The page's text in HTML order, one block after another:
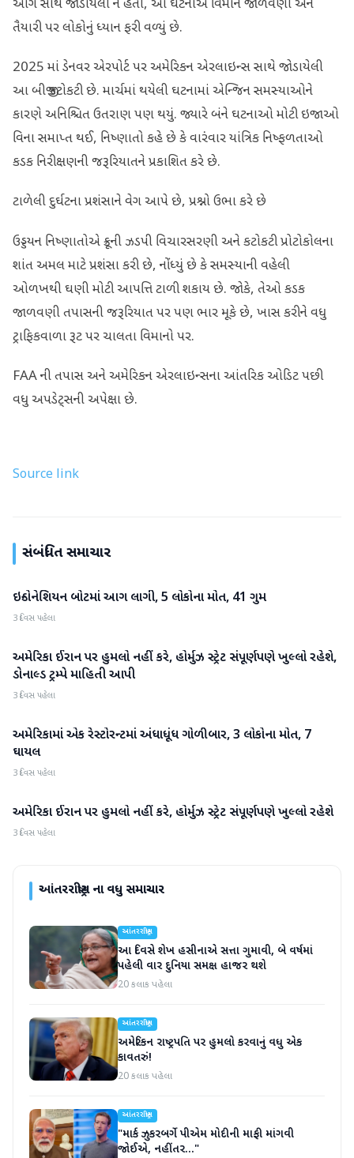
આગ સાથે જોડાયેલી ન હતી, આ ઘટનાએ વિમાન જાળવણી અને
તૈયારી પર લોકોનું ધ્યાન ફરી વળ્યું છે.
2025 માં ડેનવર એરપોર્ટ પર અમેરિકન એરલાઇન્સ સાથે જોડાયેલી
આ બીજી કટોકટી છે. માર્ચમાં થયેલી ઘટનામાં એન્જિન સમસ્યાઓને
કારણે અનિશ્ચિત ઉતરાણ પણ થયું. જ્યારે બંને ઘટનાઓ મોટી ઇજાઓ
વિના સમાપ્ત થઈ, નિષ્ણાતો કહે છે કે વારંવાર યાંત્રિક નિષ્ફળતાઓ
કડક નિરીક્ષણની જરૂરિયાતને પ્રકાશિત કરે છે.
ટાળેલી દુર્ઘટના પ્રશંસાને વેગ આપે છે, પ્રશ્નો ઉભા કરે છે
ઉડ્ડયન નિષ્ણાતોએ ક્રૂની ઝડપી વિચારસરણી અને કટોકટી પ્રોટોકોલના
શાંત અમલ માટે પ્રશંસા કરી છે, નોંધ્યું છે કે સમસ્યાની વહેલી
ઓળખથી ઘણી મોટી આપત્તિ ટાળી શકાય છે. જોકે, તેઓ કડક
જાળવણી તપાસની જરૂરિયાત પર પણ ભાર મૂકે છે, ખાસ કરીને વધુ
ટ્રાફિકવાળા રૂટ પર ચાલતા વિમાનો પર.
FAA ની તપાસ અને અમેરિકન એરલાઇન્સના આંતરિક ઓડિટ પછી
વધુ અપડેટ્સની અપેક્ષા છે.
Source link
સંબંધિત સમાચાર
આંતરરાષ્ટ્રીય
ઇન્ડોનેશિયન બોટમાં આગ લાગી, 5 લોકોના મોત, 41 ગુમ
3 દિવસ પહેલા
આંતરરાષ્ટ્રીય
અમેરિકા ઈરાન પર હુમલો નહીં કરે, હોર્મુઝ સ્ટ્રેટ સંપૂર્ણપણે ખુલ્લો રહેશે,
ડોનાલ્ડ ટ્રમ્પે માહિતી આપી
3 દિવસ પહેલા
આંતરરાષ્ટ્રીય
અમેરિકામાં એક રેસ્ટોરન્ટમાં અંધાધૂંધ ગોળીબાર, 3 લોકોના મોત, 7
ઘાયલ
3 દિવસ પહેલા
આંતરરાષ્ટ્રીય
અમેરિકા ઈરાન પર હુમલો નહીં કરે, હોર્મુઝ સ્ટ્રેટ સંપૂર્ણપણે ખુલ્લો રહેશે
3 દિવસ પહેલા
આંતરરાષ્ટ્રીયના વધુ સમાચાર
આંતરરાષ્ટ્રીય
આ દિવસે શેખ હસીનાએ સત્તા ગુમાવી, બે વર્ષમાં
પહેલી વાર દુનિયા સમક્ષ હાજર થશે
20 કલાક પહેલા
આંતરરાષ્ટ્રીય
અમેરિકન રાષ્ટ્રપતિ પર હુમલો કરવાનું વધુ એક
કાવતરું!
20 કલાક પહેલા
આંતરરાષ્ટ્રીય
"માર્ક ઝુકરબર્ગે પીએમ મોદીની માફી માંગવી
જોઈએ, નહીંતર..."